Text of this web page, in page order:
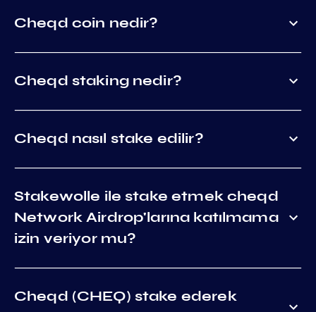
Cheqd coin nedir?
Cheqd staking nedir?
Cheqd nasıl stake edilir?
Stakewolle ile stake etmek cheqd
Network Airdrop'larına katılmama
izin veriyor mu?
Cheqd (CHEQ) stake ederek